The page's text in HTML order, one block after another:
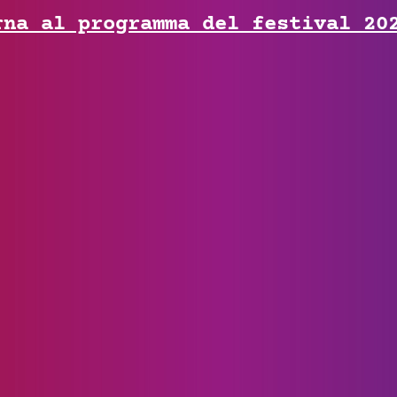
al programma del festival